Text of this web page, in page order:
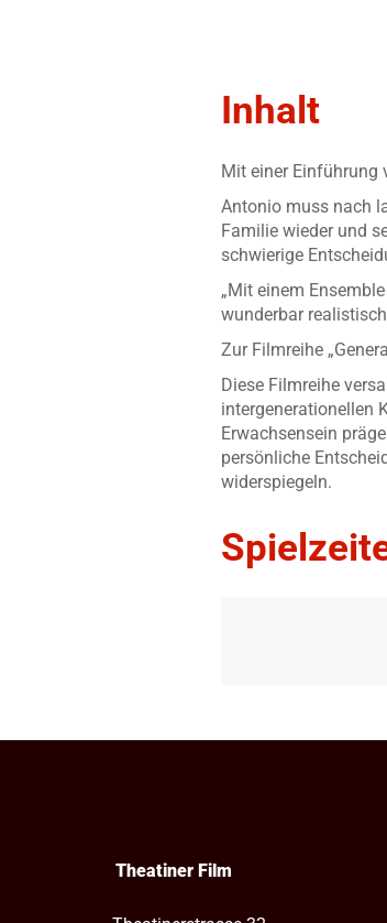
Inhalt
Mit einer Einführung
Antonio muss nach
Familie wieder und
schwierige
„Mit einem
wunderbar
Zur Filmreihe
Diese Filmreihe
intergenerationellen
Erwachsensein
persönliche
widerspiegeln.
Theatiner Film